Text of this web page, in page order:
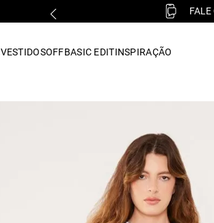
VESTIDOSOFFBASIC EDITINSPIRAÇÃO